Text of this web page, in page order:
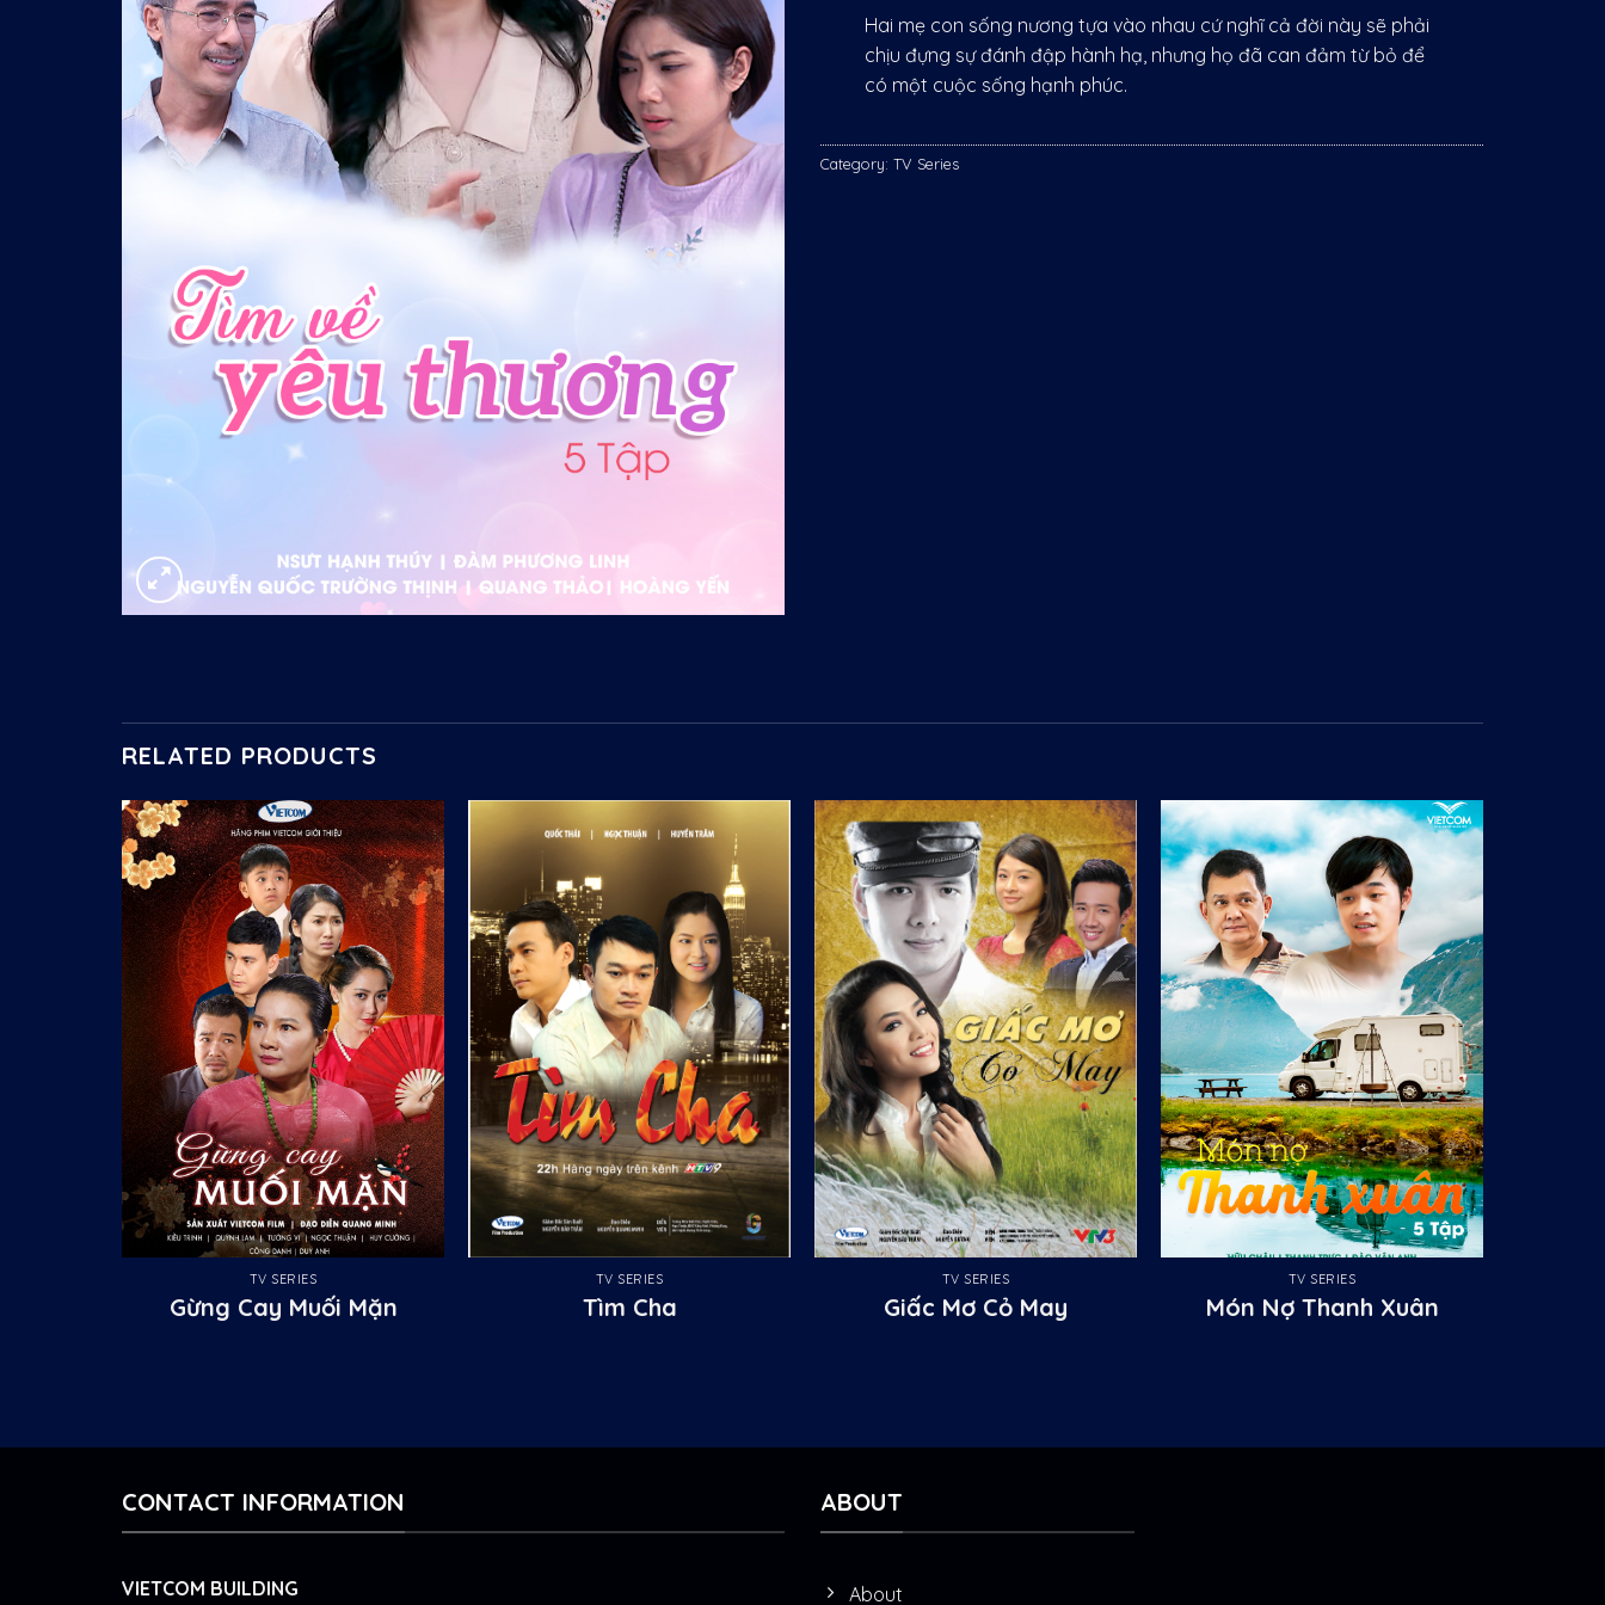
Hai mẹ con sống nương tựa vào nhau cứ nghĩ cả đời này sẽ phải
chịu đựng sự đánh đập hành hạ, nhưng họ đã can đảm từ bỏ để
có một cuộc sống hạnh phúc.
Category: TV Series
RELATED PRODUCTS
TV SERIES
Gừng Cay Muối Mặn
TV SERIES
Tìm Cha
TV SERIES
Giấc Mơ Cỏ May
TV SERIES
Món Nợ Thanh Xuân
CONTACT INFORMATION
VIETCOM BUILDING
ABOUT
About